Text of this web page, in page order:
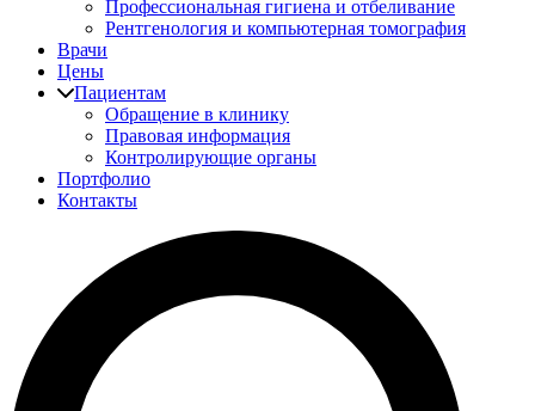
Профессиональная гигиена и отбеливание
Рентгенология и компьютерная томография
Врачи
Цены
Пациентам
Обращение в клинику
Правовая информация
Контролирующие органы
Портфолио
Контакты